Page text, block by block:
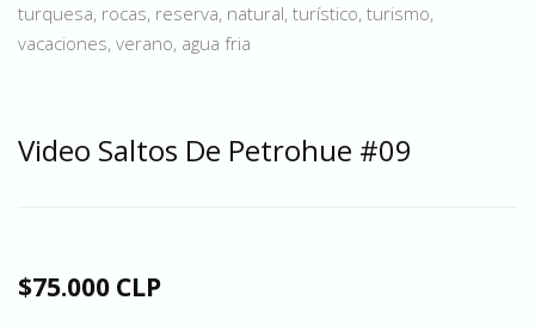
turquesa, rocas, reserva, natural, turístico, turismo,
vacaciones, verano, agua fria
Video Saltos De Petrohue #09
$75.000 CLP